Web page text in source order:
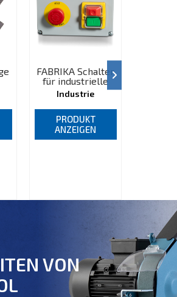
FABRIKA Schalter
für industrielle
Bandschleifer
Industrie
5
PRODUKT
ANZEIGEN
VON